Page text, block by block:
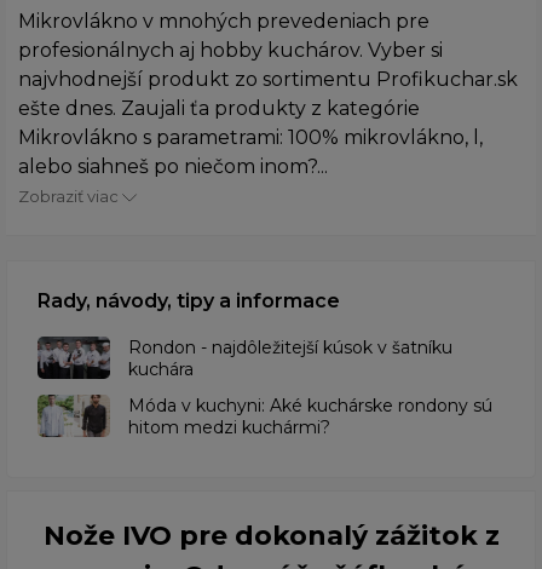
Mikrovlákno v mnohých prevedeniach pre
profesionálnych aj hobby kuchárov. Vyber si
najvhodnejší produkt zo sortimentu Profikuchar.sk
ešte dnes. Zaujali ťa produkty z kategórie
Mikrovlákno s parametrami: 100% mikrovlákno, l,
alebo siahneš po niečom inom?...
Zobraziť viac
Rady, návody, tipy a informace
Rondon - najdôležitejší kúsok v šatníku
kuchára
​Móda v kuchyni: Aké kuchárske rondony sú
hitom medzi kuchármi?
Nože IVO pre dokonalý zážitok z